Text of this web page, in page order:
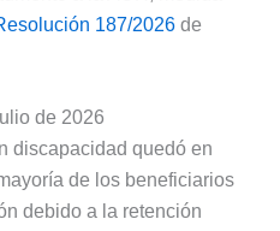
187/2026 de
de 2026
discapacidad quedó en
de los beneficiarios
debido a la retención